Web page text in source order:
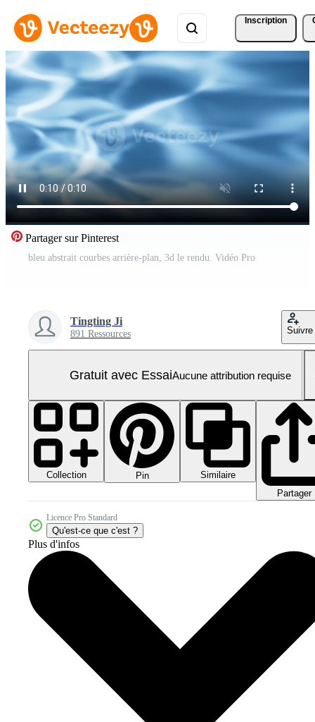
Inscription
Partager sur Pinterest
bleu abstrait courbes arrière-plan, 3d le rendu. Vidéo Pro
Tingting Ji
891 Ressources Suivre
Gratuit avec EssaiAucune attribution requise
Collection Pin
Similaire
Partager
Licence Pro Standard
Qu'est-ce que c'est ?
Plus d'infos